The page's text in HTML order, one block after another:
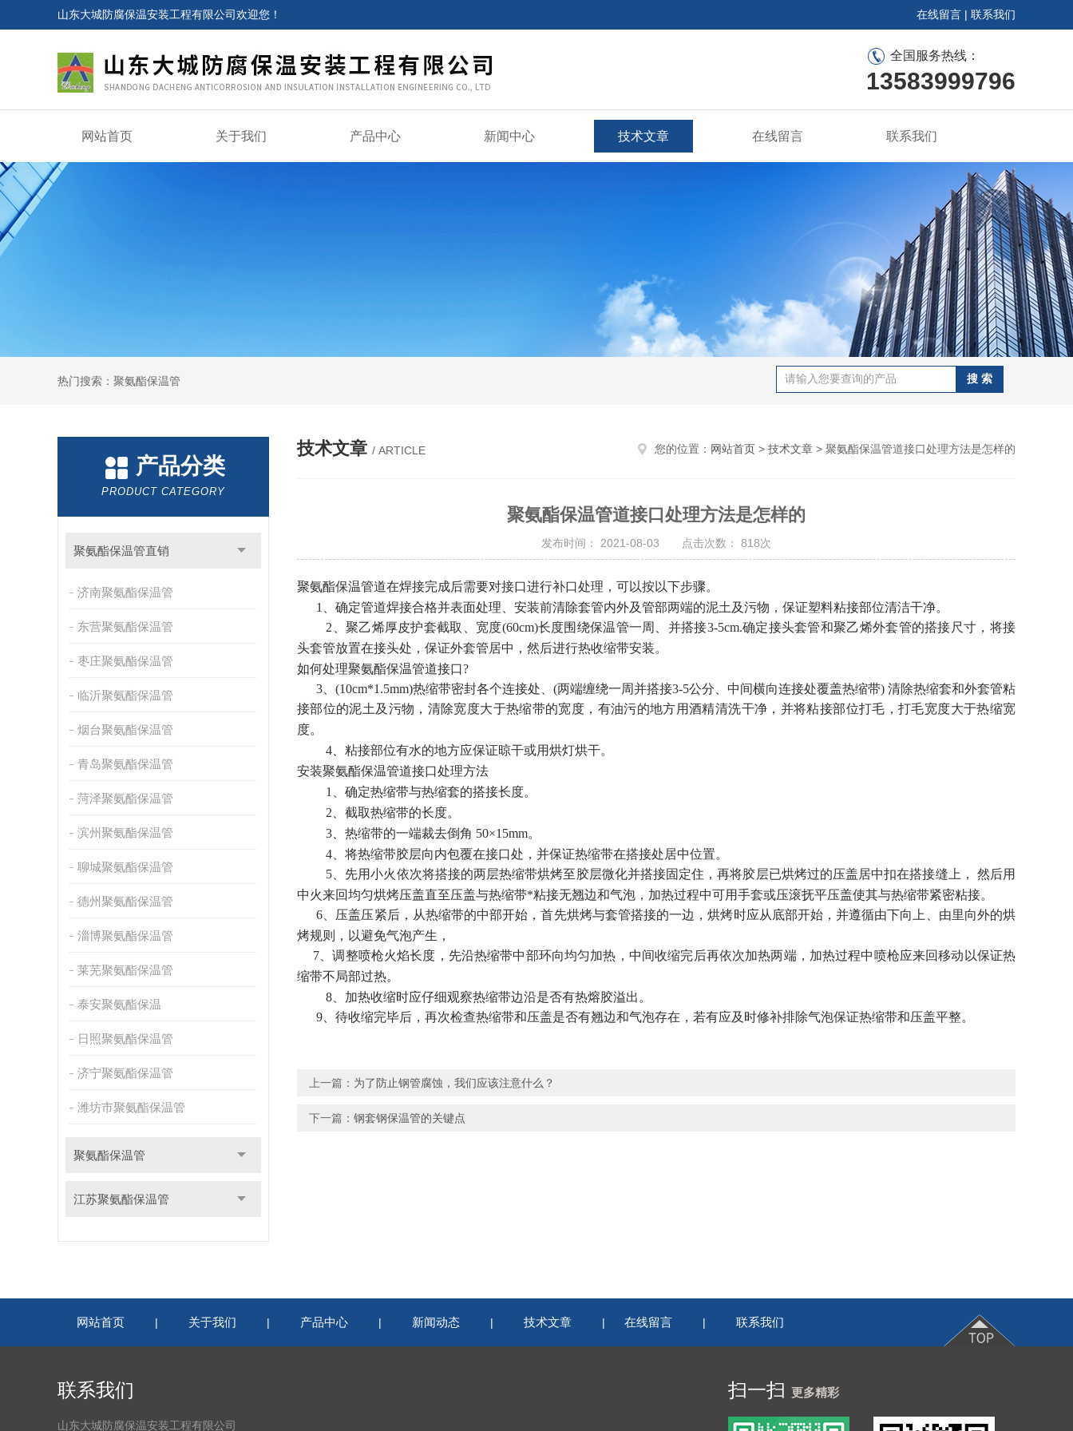
山东大城防腐保温安装工程有限公司欢迎您！ 在线留言 | 联系我们
全国服务热线：
13583999796
网站首页 关于我们 产品中心 新闻中心 技术文章 在线留言 联系我们
热门搜索：聚氨酯保温管
产品分类
PRODUCT CATEGORY
聚氨酯保温管直销
济南聚氨酯保温管
东营聚氨酯保温管
枣庄聚氨酯保温管
临沂聚氨酯保温管
烟台聚氨酯保温管
青岛聚氨酯保温管
菏泽聚氨酯保温管
滨州聚氨酯保温管
聊城聚氨酯保温管
德州聚氨酯保温管
淄博聚氨酯保温管
莱芜聚氨酯保温管
泰安聚氨酯保温
日照聚氨酯保温管
济宁聚氨酯保温管
潍坊市聚氨酯保温管
聚氨酯保温管
江苏聚氨酯保温管
技术文章 / ARTICLE 您的位置： 网站首页 > 技术文章 > 聚氨酯保温管道接口处理方法是怎样的
聚氨酯保温管道接口处理方法是怎样的
发布时间： 2021-08-03 点击次数： 818次
聚氨酯保温管道在焊接完成后需要对接口进行补口处理，可以按以下步骤。
1、确定管道焊接合格并表面处理、安装前清除套管内外及管部两端的泥土及污物，保证塑料粘接部位清洁干净。
2、聚乙烯厚皮护套截取、宽度(60cm)长度围绕保温管一周、并搭接3-5cm.确定接头套管和聚乙烯外套管的搭接尺寸，将接
头套管放置在接头处，保证外套管居中，然后进行热收缩带安装。
如何处理聚氨酯保温管道接口?
3、(10cm*1.5mm)热缩带密封各个连接处、(两端缠绕一周并搭接3-5公分、中间横向连接处覆盖热缩带) 清除热缩套和外套管粘
接部位的泥土及污物，清除宽度大于热缩带的宽度，有油污的地方用酒精清洗干净，并将粘接部位打毛，打毛宽度大于热缩宽
度。
4、粘接部位有水的地方应保证晾干或用烘灯烘干。
安装聚氨酯保温管道接口处理方法
1、确定热缩带与热缩套的搭接长度。
2、截取热缩带的长度。
3、热缩带的一端裁去倒角 50×15mm。
4、将热缩带胶层向内包覆在接口处，并保证热缩带在搭接处居中位置。
5、先用小火依次将搭接的两层热缩带烘烤至胶层微化并搭接固定住，再将胶层已烘烤过的压盖居中扣在搭接缝上， 然后用
中火来回均匀烘烤压盖直至压盖与热缩带*粘接无翘边和气泡，加热过程中可用手套或压滚抚平压盖使其与热缩带紧密粘接。
6、压盖压紧后，从热缩带的中部开始，首先烘烤与套管搭接的一边，烘烤时应从底部开始，并遵循由下向上、由里向外的烘
烤规则，以避免气泡产生，
7、调整喷枪火焰长度，先沿热缩带中部环向均匀加热，中间收缩完后再依次加热两端，加热过程中喷枪应来回移动以保证热
缩带不局部过热。
8、加热收缩时应仔细观察热缩带边沿是否有热熔胶溢出。
9、待收缩完毕后，再次检查热缩带和压盖是否有翘边和气泡存在，若有应及时修补排除气泡保证热缩带和压盖平整。
上一篇： 为了防止钢管腐蚀，我们应该注意什么？
下一篇： 钢套钢保温管的关键点
网站首页 | 关于我们 | 产品中心 | 新闻动态 | 技术文章 | 在线留言 | 联系我们
联系我们
山东大城防腐保温安装工程有限公司
扫一扫 更多精彩